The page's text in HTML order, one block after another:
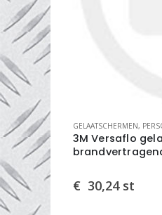
lans
GELAATSCHERMEN,
3M Versaflo
€ 30,24 st